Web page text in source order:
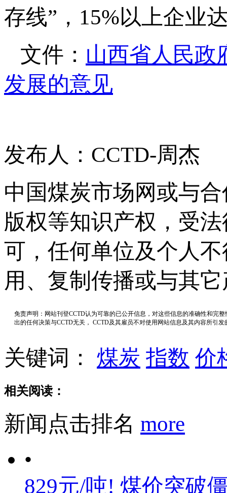
存线”，15%以上企业
文件： 山西省人民政
发展的意见
发布人：CCTD-周杰
中国煤炭市场网或与
版权等知识产权，受
可，任何单位及个人
用、复制传播或与其
免责声明：网站刊登CCTD认为可靠的已公开信息，对这些信息的准确性和完
出的任何决策与CCTD无关， CCTD及其雇员不对使用网站信息及其内容所引
关键词： 煤炭 指数 价
相关阅读：
新闻点击排名 more
•
829元/吨! 煤价突破